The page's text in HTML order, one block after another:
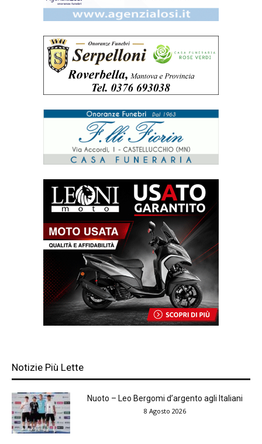
Notizie Più Lette
Nuoto – Leo Bergomi d’argento agli Italiani
8 Agosto 2026